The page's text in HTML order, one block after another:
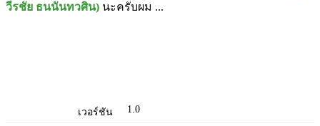
วีรชัย ธนนันทวศิน) นะครับผม ...
เวอร์ชัน 1.0